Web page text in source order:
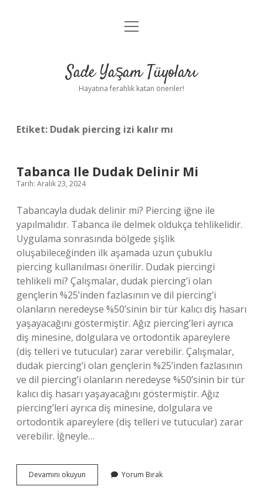
Anasayfa
Yasal Uyarı
menüyü
Sade Yaşam Tüyoları
Hayatına ferahlık katan öneriler!
Etiket: Dudak piercing izi kalır mı
Tabanca Ile Dudak Delinir Mi
Tarih: Aralık 23, 2024
Tabancayla dudak delinir mi? Piercing iğne ile
yapılmalıdır. Tabanca ile delmek oldukça tehlikelidir.
Uygulama sonrasında bölgede şişlik
oluşabileceğinden ilk aşamada uzun çubuklu
piercing kullanılması önerilir. Dudak piercingi
tehlikeli mi? Çalışmalar, dudak piercing’i olan
gençlerin %25’inden fazlasının ve dil piercing’i
olanların neredeyse %50’sinin bir tür kalıcı diş hasarı
yaşayacağını göstermiştir. Ağız piercing’leri ayrıca
diş minesine, dolgulara ve ortodontik apareylere
(diş telleri ve tutucular) zarar verebilir. Çalışmalar,
dudak piercing’i olan gençlerin %25’inden fazlasının
ve dil piercing’i olanların neredeyse %50’sinin bir tür
kalıcı diş hasarı yaşayacağını göstermiştir. Ağız
piercing’leri ayrıca diş minesine, dolgulara ve
ortodontik apareylere (diş telleri ve tutucular) zarar
verebilir. İğneyle…
Devamını okuyun Tabanca
Ile
Yorum Bırak